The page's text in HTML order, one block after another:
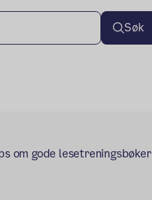
Søk
om gode lesetreningsbøker